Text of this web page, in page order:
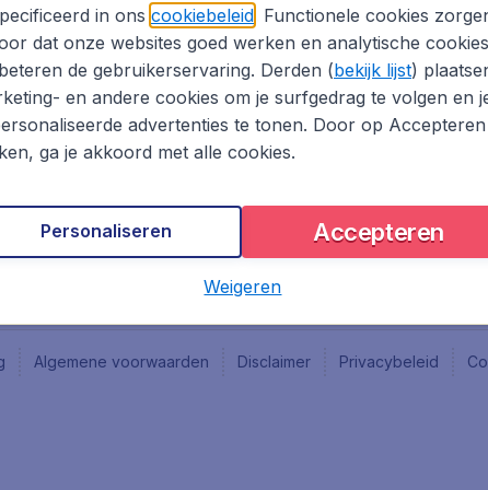
Reisgids
Algemene voorwaarden Disclaimer Privacybeleid
in ons cookiebeleid. Functionele cookies
dat onze websites goed werken en analytische cookies
de gebruikerservaring. Derden (bekijk lijst)
en andere cookies om je surfgedrag te volgen en
advertenties te tonen. Door op
ga je akkoord met alle cookies.
Accepteren
Personaliseren
Weigeren